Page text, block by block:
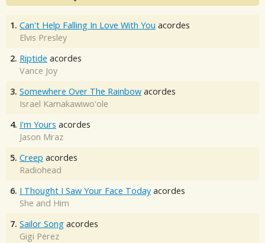
1. Can't Help Falling In Love With You acordes
Elvis Presley
2. Riptide acordes
Vance Joy
3. Somewhere Over The Rainbow acordes
Israel Kamakawiwo'ole
4. I'm Yours acordes
Jason Mraz
5. Creep acordes
Radiohead
6. I Thought I Saw Your Face Today acordes
She and Him
7. Sailor Song acordes
Gigi Perez